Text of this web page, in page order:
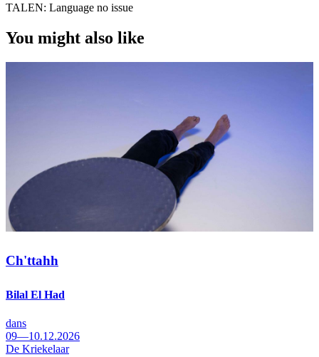
TALEN: Language no issue
You might also like
Ch'ttahh
Bilal El Had
dans
09—10.12.2026
De Kriekelaar